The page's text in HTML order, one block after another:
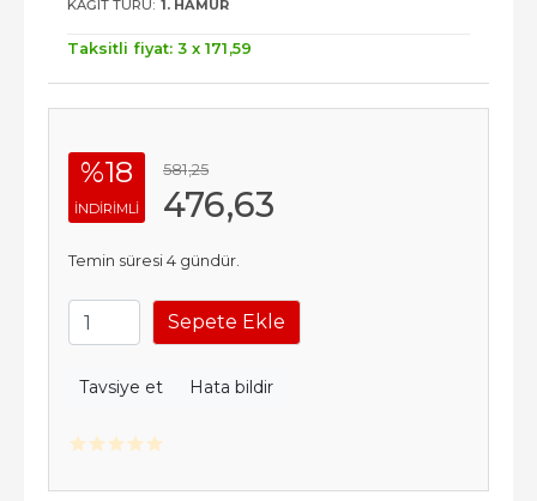
KAĞIT TÜRÜ: 1. HAMUR
Taksitli fiyat: 3 x 171 ,59
%18
INDIRIMLI
581,25
476,63
Temin süresi 4 gündür.
Sepete Ekle
Tavsiye et Hata bildir